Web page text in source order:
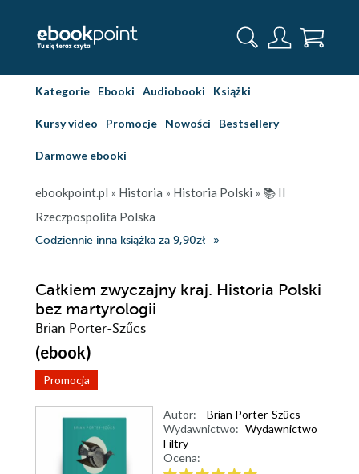
Kategorie Ebooki Audiobooki Książki
Kursy video Promocje Nowości Bestsellery
Darmowe ebooki
ebookpoint.pl » Historia » Historia Polski » 📚 II
Rzeczpospolita Polska
Codziennie inna książka za 9,90zł
Całkiem zwyczajny kraj. Historia Polski
bez martyrologii
Brian Porter-Szűcs
(ebook)
Promocja
Autor:
Brian Porter-Szűcs
Wydawnictwo: Wydawnictwo
Filtry
Ocena: